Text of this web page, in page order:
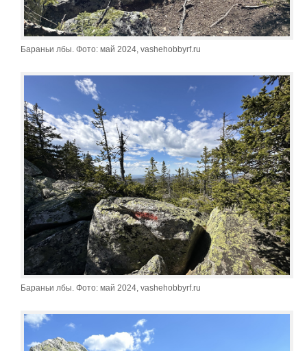
Бараньи лбы. Фото: май 2024, vashehobbyrf.ru
Бараньи лбы. Фото: май 2024, vashehobbyrf.ru